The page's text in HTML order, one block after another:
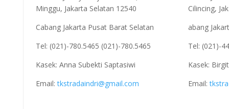
Minggu, Jakarta Selatan 12540
Cabang Jakarta Pusat Barat Selatan
Tel: (021)-780.5465 (021)-780.5465
Kasek: Anna Subekti Saptasiwi
Email:tkstradaindri@gmail.com
Cilincing,
abang
Tel: (021)-
Kasek:
Email: